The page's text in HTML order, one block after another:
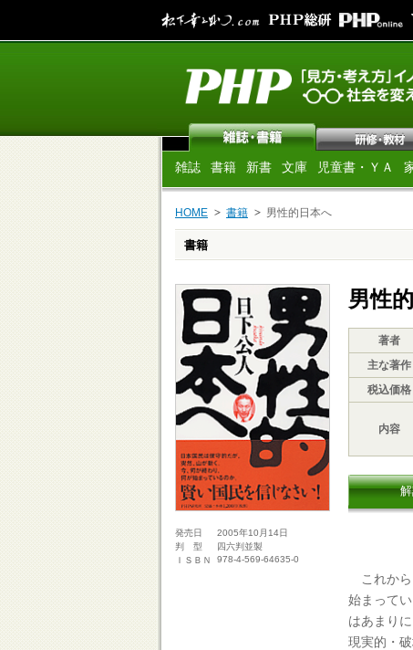
雑誌 書籍 新書 文庫 児童書・ＹＡ
HOME 書籍 男性的日本へ
書籍
発売日
2005年10月14日
判 型
四六判並製
ＩＳＢＮ
978-4-569-64635-0
男性
著者
主な著作
税込価格
内容
これから
始まって
はあまり
現実的・